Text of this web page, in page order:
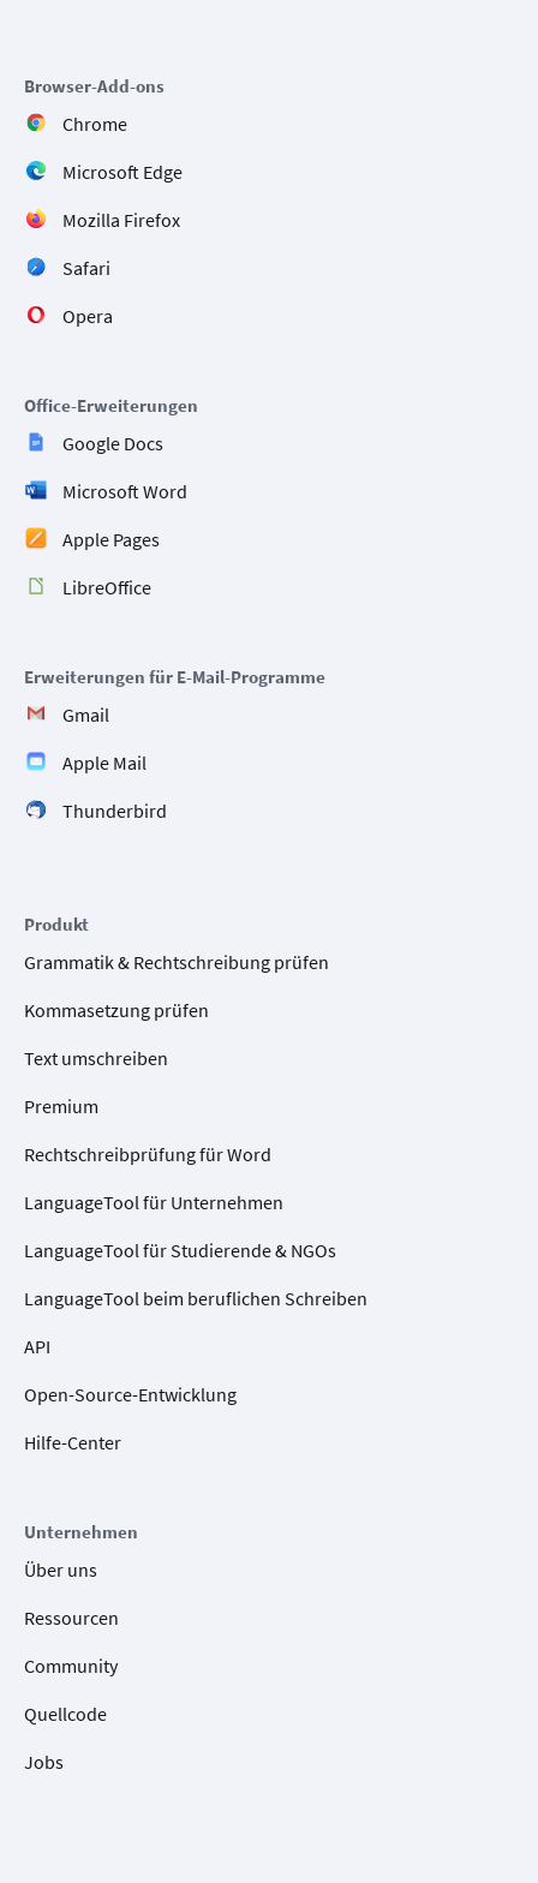
Browser-Add-ons
Chrome
Microsoft Edge
Mozilla Firefox
Safari
Opera
Office-Erweiterungen
Google Docs
Microsoft Word
Apple Pages
LibreOffice
Erweiterungen für E-Mail-Programme
Gmail
Apple Mail
Thunderbird
Produkt
Grammatik & Rechtschreibung prüfen
Kommasetzung prüfen
Text umschreiben
Premium
Rechtschreibprüfung für Word
LanguageTool für Unternehmen
LanguageTool für Studierende & NGOs
LanguageTool beim beruflichen Schreiben
API
Open-Source-Entwicklung
Hilfe-Center
Unternehmen
Über uns
Ressourcen
Community
Quellcode
Jobs